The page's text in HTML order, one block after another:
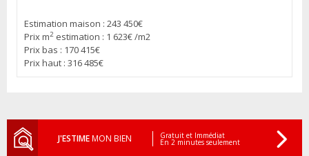
Estimation maison : 243 450€
Prix m2 estimation : 1 623€ /m2
Prix bas : 170 415€
Prix haut : 316 485€
J'ESTIMEMON BIEN Gratuit et Immédiat
En 2 minutes seulement